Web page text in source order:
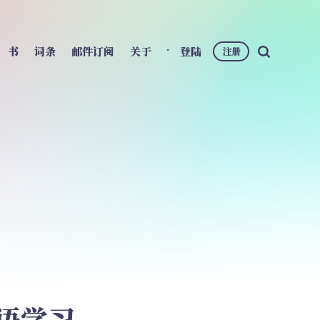
书 词条 邮件订阅 关于 登陆 注册